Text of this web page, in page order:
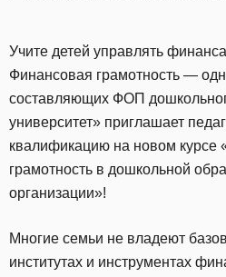
Учите детей управлять
Финансовая грамотность —
составляющих ФОП
университет» приглашает
квалификацию на новом курсе
грамотность в дошкольной
организации»!
Многие семьи не владеют
институтах и инструментах